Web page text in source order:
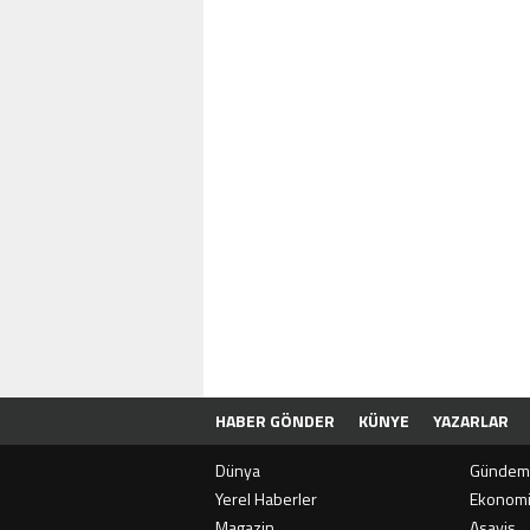
HABER GÖNDER KÜNYE YAZARLAR
Dünya
Gündem
Yerel Haberler
Ekonomi